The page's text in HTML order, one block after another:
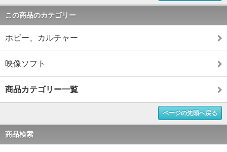
この商品のカテゴリー
ホビー、カルチャー
映像ソフト
商品カテゴリー一覧
ページの先頭へ戻る
商品検索